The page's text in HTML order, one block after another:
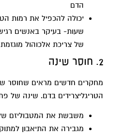
הדם
יכולה להכפיל את רמות
שעות- בעיקר באנשים
של צריכת אלכוהול
2. חוסר שינה
מחקרים חדשים מראים שחוסר
הטריגליצרידים בדם. שינה של פחות מ-6
משבשת את המטבוליזם
מגבירה את התיאבון